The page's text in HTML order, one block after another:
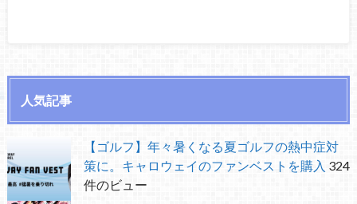
人気記事
【ゴルフ】年々暑くなる夏ゴルフの熱中症対
策に。キャロウェイのファンベストを購入 324
件のビュー